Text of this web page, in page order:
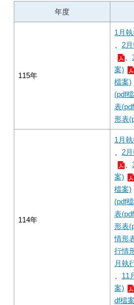
年度
115年
1月
2
案)
檔案)
(pdf
表
形表
114年
1月
2
案)
檔案)
(pdf
表
形表
情形
行情
月執
11
案)
df檔